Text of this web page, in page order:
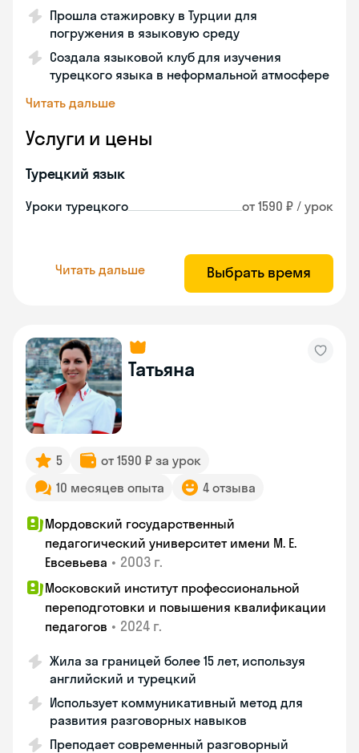
Прошла стажировку в Турции для
погружения в языковую среду
Создала языковой клуб для изучения
турецкого языка в неформальной атмосфере
Читать дальше
Услуги и цены
Турецкий язык
Уроки турецкого от 1590 ₽ / урок
Читать дальше Выбрать время
Татьяна
5
от 1590 ₽ за урок
10 месяцев опыта
4 отзыва
Мордовский государственный
педагогический университет имени М. Е.
Евсевьева • 2003 г.
Московский институт профессиональной
переподготовки и повышения квалификации
педагогов • 2024 г.
Жила за границей более 15 лет, используя
английский и турецкий
Использует коммуникативный метод для
развития разговорных навыков
Преподает современный разговорный